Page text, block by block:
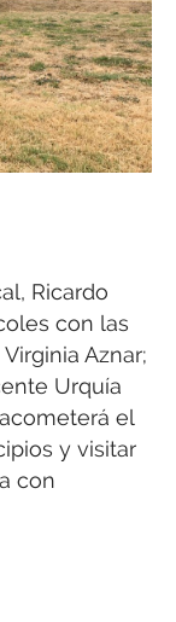
Ricardo
con las
Aznar;
Urquía
el
y visitar
con